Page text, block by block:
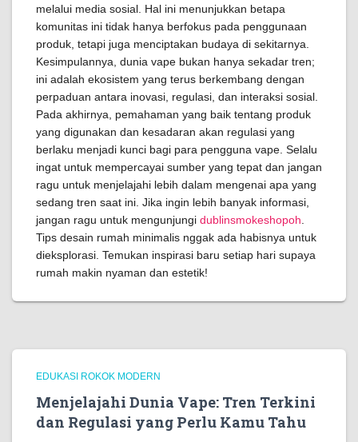
melalui media sosial. Hal ini menunjukkan betapa
komunitas ini tidak hanya berfokus pada penggunaan
produk, tetapi juga menciptakan budaya di sekitarnya.
Kesimpulannya, dunia vape bukan hanya sekadar tren;
ini adalah ekosistem yang terus berkembang dengan
perpaduan antara inovasi, regulasi, dan interaksi sosial.
Pada akhirnya, pemahaman yang baik tentang produk
yang digunakan dan kesadaran akan regulasi yang
berlaku menjadi kunci bagi para pengguna vape. Selalu
ingat untuk mempercayai sumber yang tepat dan jangan
ragu untuk menjelajahi lebih dalam mengenai apa yang
sedang tren saat ini. Jika ingin lebih banyak informasi,
jangan ragu untuk mengunjungi dublinsmokeshopoh
Tips desain rumah minimalis nggak ada habisnya untuk
dieksplorasi. Temukan inspirasi baru setiap hari supaya
rumah makin nyaman dan estetik!
EDUKASI ROKOK MODERN
Menjelajahi Dunia Vape: Tren Terkini
dan Regulasi yang Perlu Kamu Tahu